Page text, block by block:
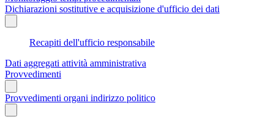
Dichiarazioni sostitutive e acquisizione d'ufficio dei dati
Recapiti dell'ufficio responsabile
Dati aggregati attività amministrativa
Provvedimenti
Provvedimenti organi indirizzo politico